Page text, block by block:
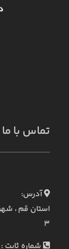
تماس با ما
آدرس:
۳
شماره ثابت :